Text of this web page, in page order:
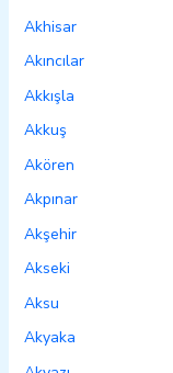
Akhisar
Akıncılar
Akkışla
Akkuş
Akören
Akpınar
Akşehir
Akseki
Aksu
Akyaka